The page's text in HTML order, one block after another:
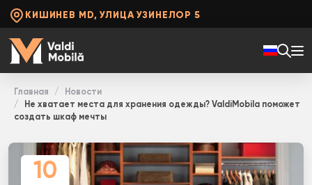
КИШИНЕВ MD, УЛИЦА УЗИНЕЛОР 5
Главная
Новости
Не хватает места для хранения одежды? ValdiMobila поможет
создать шкаф мечты
10